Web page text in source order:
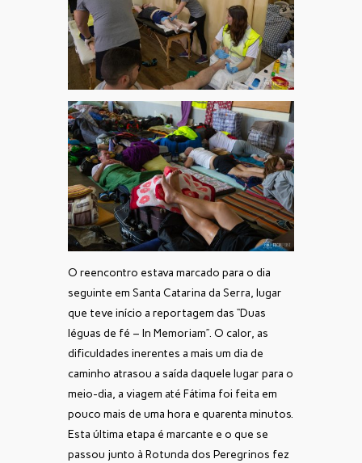
O reencontro estava marcado para o dia
seguinte em Santa Catarina da Serra, lugar
que teve início a reportagem das “Duas
léguas de fé – In Memoriam”. O calor, as
dificuldades inerentes a mais um dia de
caminho atrasou a saída daquele lugar para o
meio-dia, a viagem até Fátima foi feita em
pouco mais de uma hora e quarenta minutos.
Esta última etapa é marcante e o que se
passou junto à Rotunda dos Peregrinos fez